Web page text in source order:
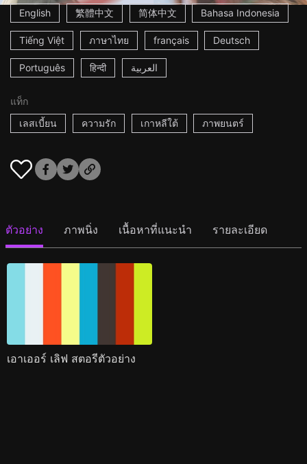
English
繁體中文 简体中文 Bahasa Indonesia
Tiếng Việt ภาษาไทย français Deutsch
Português हिन्दी العربية
แท็ก
เลสเบี้ยน
ความรัก เกาหลีใต้ ภาพยนตร์
ตัวอย่าง ภาพนิ่ง เนื้อหาที่แนะนำ รายละเอียด
เอาเออร์ เลิฟ สตอรีตัวอย่าง